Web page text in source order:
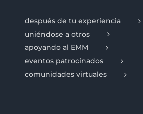
después de tu experiencia
uniéndose a otros
apoyando al EMM
eventos patrocinados
comunidades virtuales